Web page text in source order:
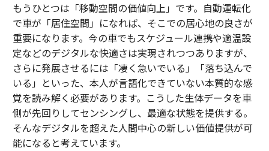
もうひとつは「移動空間の価値向上」です。自動運転化
で車が「居住空間」になれば、そこでの居心地の良さが
重要になります。今の車でもスケジュール連携や適温設
定などのデジタルな快適さは実現されつつありますが、
さらに発展させるには「凄く急いでいる」「落ち込んで
いる」といった、本人が言語化できていない本質的な感
覚を読み解く必要があります。こうした生体データを車
側が先回りしてセンシングし、最適な状態を提供する。
そんなデジタルを超えた人間中心の新しい価値提供が可
能になると考えています。